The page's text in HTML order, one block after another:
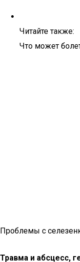
Читайте также:
Что может
Проблемы с
Травма и абсцесс,